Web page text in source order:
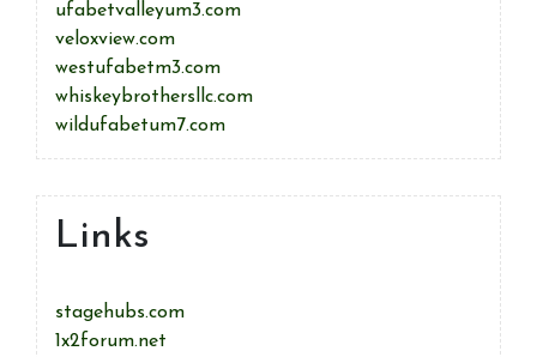
ufabetvalleyum3.com
veloxview.com
westufabetm3.com
whiskeybrothersllc.com
wildufabetum7.com
Links
stagehubs.com
1x2forum.net